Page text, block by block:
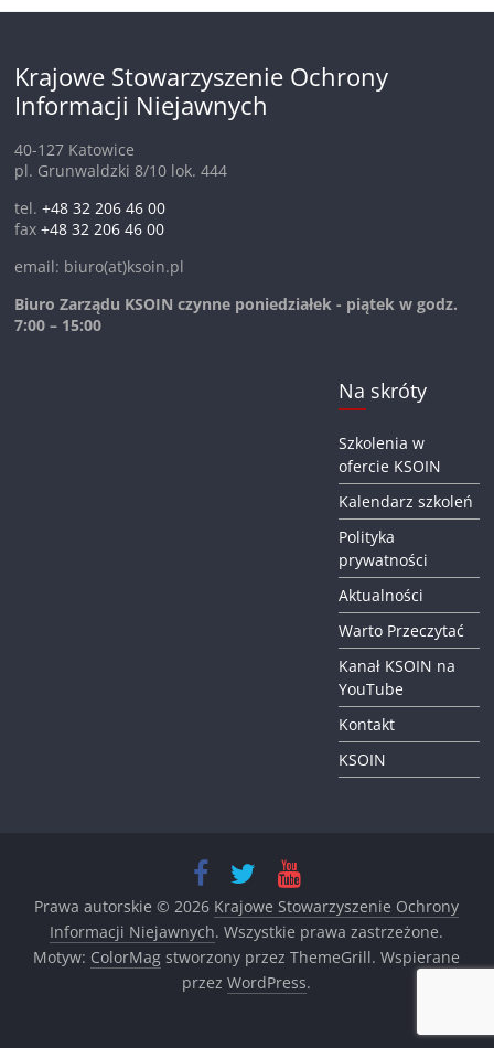
Krajowe Stowarzyszenie Ochrony
Informacji Niejawnych
40-127 Katowice
pl. Grunwaldzki 8/10 lok. 444
tel.+48 32 206 46 00
fax+48 32 206 46 00
email: biuro(at)ksoin.pl
Biuro Zarządu KSOIN czynne poniedziałek - piątek w godz.
7:00 – 15:00
Na skróty
Szkolenia w
ofercie KSOIN
Kalendarz szkoleń
Polityka
prywatności
Aktualności
Warto Przeczytać
Kanał KSOIN na
YouTube
Kontakt
KSOIN
Prawa autorskie © 2026 Krajowe Stowarzyszenie Ochrony
Informacji Niejawnych. Wszystkie prawa zastrzeżone.
Motyw: ColorMag stworzony przez ThemeGrill. Wspierane
przezWordPress.